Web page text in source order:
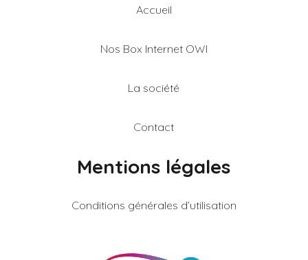
Accueil
Nos Box Internet OWI
La société
Contact
Mentions légales
Conditions générales d’utilisation